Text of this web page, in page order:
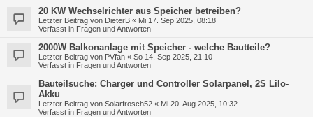
20 KW Wechselrichter aus Speicher betreiben?
Letzter Beitrag von DieterB « Mi 17. Sep 2025, 08:18
Verfasst in Fragen und Antworten
2000W Balkonanlage mit Speicher - welche Bautteile?
Letzter Beitrag von PVfan « So 14. Sep 2025, 21:10
Verfasst in Fragen und Antworten
Bauteilsuche: Charger und Controller Solarpanel, 2S LiIo-
Akku
Letzter Beitrag von Solarfrosch52 « Mi 20. Aug 2025, 10:32
Verfasst in Fragen und Antworten